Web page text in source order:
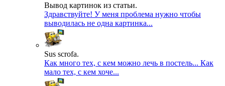
Вывод картинок из статьи.
Здравствуйте! У меня проблема нужно чтобы
выводилась не одна картинка...
Sus scrofa.
Как много тех, с кем можно лечь в постель... Как
мало тех, с кем хоче...